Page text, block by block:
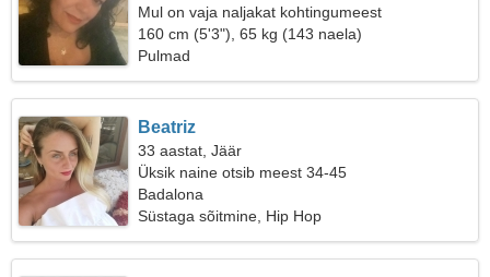
Mul on vaja naljakat kohtingumeest
160 cm (5'3"), 65 kg (143 naela)
Pulmad
Beatriz
33 aastat, Jäär
Üksik naine otsib meest 34-45
Badalona
Süstaga sõitmine, Hip Hop